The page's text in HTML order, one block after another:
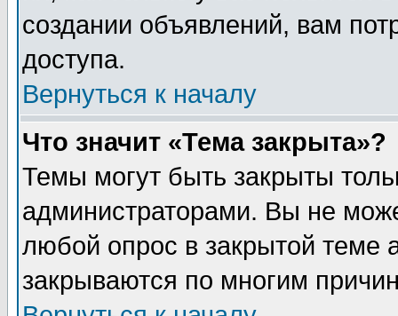
создании объявлений, вам
доступа.
Вернуться к началу
Что значит «Тема закрыта»?
Темы могут быть закрыты
администраторами. Вы не
любой опрос в закрытой теме
закрываются по многим